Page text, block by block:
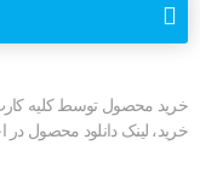
خرید محصول توسط کلیه
خرید، لینک دانلود محصول در